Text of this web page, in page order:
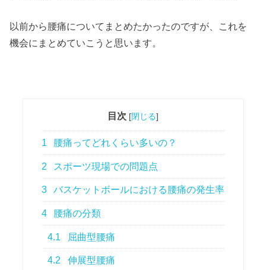
以前から腰痛についてまとめたかったのですが、これを
機会にまとめていこうと思います。
目次 [閉じる]
1 腰痛ってどれくらい多いの？
2 スポーツ現場での問題点
3 バスケットボールにおける腰痛の発生率
4 腰痛の分類
4.1 屈曲型腰痛
4.2 伸展型腰痛